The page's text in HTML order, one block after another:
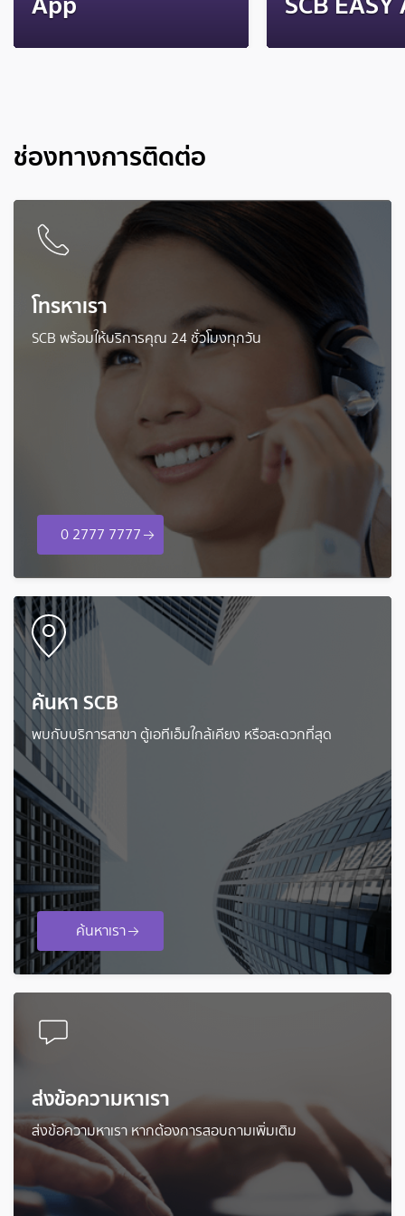
ช่องทางการติดต่อ
โทรหาเรา
SCB พร้อมให้บริการคุณ 24 ชั่วโมงทุกวัน
0 2777 7777
ค้นหา SCB
พบกับบริการสาขา ตู้เอทีเอ็มใกล้เคียง หรือสะดวกที่สุด
ค้นหาเรา
ส่งข้อความหาเรา
ส่งข้อความหาเรา หากต้องการสอบถามเพิ่มเติม